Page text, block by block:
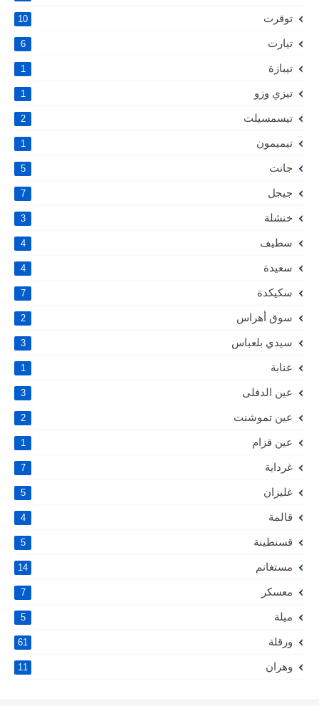
توقرت 10
تيارت 6
تيبازة 1
تيزي وزو 1
تيسمسيلت 2
تيميمون 1
جانت 5
جيجل 7
خنشلة 3
سطيف 4
سعيدة 4
سكيكدة 7
سوق أهراس 2
سيدي بلعباس 3
عنابة 1
عين الدفلى 3
عين تموشنت 2
عين قزام 1
غرداية 7
غليزان 5
قالمة 4
قسنطينة 5
مستغانم 14
معسكر 7
ميلة 5
ورقلة 61
وهران 11